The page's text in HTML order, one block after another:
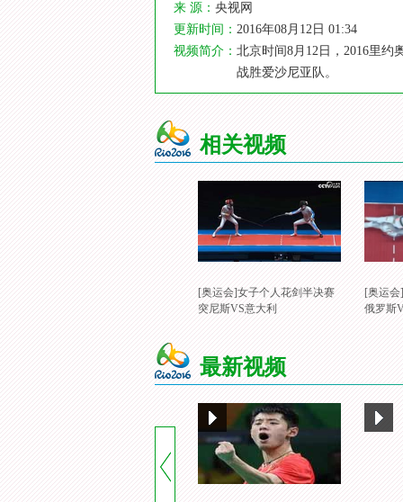
来 源： 央视网
更新时间： 2016年08月12日 01:34
视频简介： 北京时间8月12日，2016里
战胜爱沙尼亚队。
相关视频
[奥运会]女子个人花剑半决赛
突尼斯VS意大利
[奥运
俄罗斯
最新视频